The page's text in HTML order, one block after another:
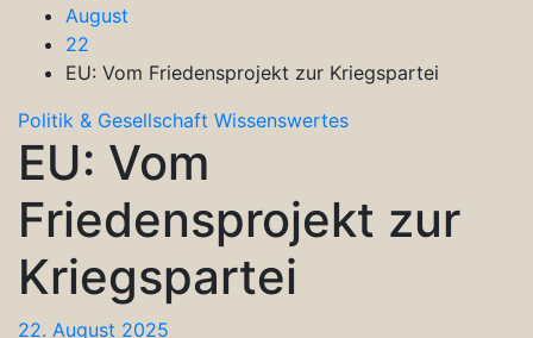
August
22
EU: Vom Friedensprojekt zur Kriegspartei
Politik & Gesellschaft Wissenswertes
EU: Vom
Friedensprojekt zur
Kriegspartei
22. August 2025